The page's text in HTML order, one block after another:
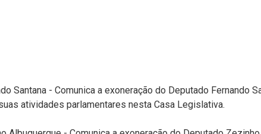
Santana - Comunica a exoneração do Deputado Fernando
atividades parlamentares nesta Casa Legislativa.